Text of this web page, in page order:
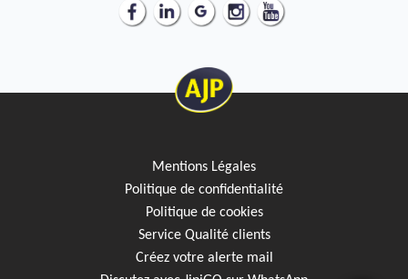
Mentions Légales
Politique de confidentialité
Politique de cookies
Service Qualité clients
Créez votre alerte mail